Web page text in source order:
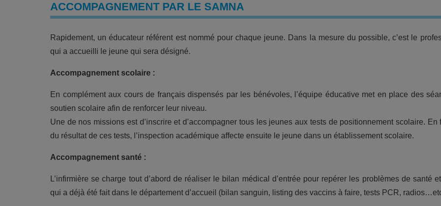
ACCOMPAGNEMENT PAR LE SAMNA
Rapidement, un éducateur référent est nommé pour chaque jeune. Dans la mesure du possible, c’est le
qui a accueilli le jeune qui sera désigné.
Accompagnement scolaire :
En complément aux cours de français dispensés par les bénévoles, l’équipe éducative met en place des
soutien scolaire afin de renforcer leur niveau.
Une de nos missions est d’inscrire et d’accompagner tous les jeunes aux tests de positionnement scolaire. En
du résultat de ces tests, l’inspection académique affecte ensuite le jeune dans un établissement scolaire.
Accompagnement santé :
L’infirmière se charge tout d’abord de réaliser le bilan médical d’entrée pour repérer les problèmes de santé
qui a déjà été fait dans le département d’accueil (bilan sanguin, listing des vaccins à faire, tests PCR,